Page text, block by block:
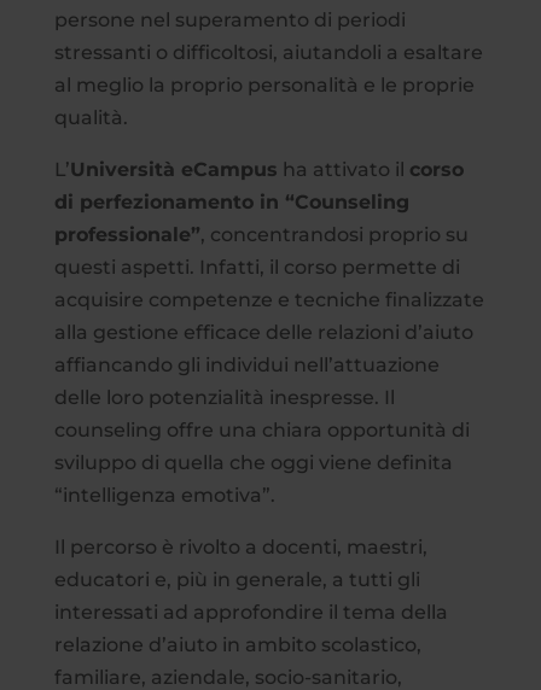
persone nel superamento di periodi
stressanti o difficoltosi, aiutandoli a esaltare
al meglio la proprio personalità e le proprie
qualità.
L’Università eCampus ha attivato il corso
di perfezionamento in “Counseling
professionale”, concentrandosi proprio su
questi aspetti. Infatti, il corso permette di
acquisire competenze e tecniche finalizzate
alla gestione efficace delle relazioni d’aiuto
affiancando gli individui nell’attuazione
delle loro potenzialità inespresse. Il
counseling offre una chiara opportunità di
sviluppo di quella che oggi viene definita
“intelligenza emotiva”.
Il percorso è rivolto a docenti, maestri,
educatori e, più in generale, a tutti gli
interessati ad approfondire il tema della
relazione d’aiuto in ambito scolastico,
familiare, aziendale, socio-sanitario,